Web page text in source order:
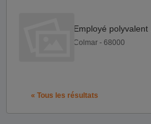
Colmar - 68000
« Tous les résultats